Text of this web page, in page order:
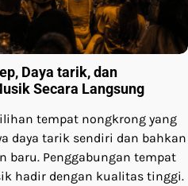
Daya tarik, dan
Secara Langsung
tempat nongkrong yang
daya tarik sendiri dan bahkan
baru. Penggabungan tempat
hadir dengan kualitas tinggi.